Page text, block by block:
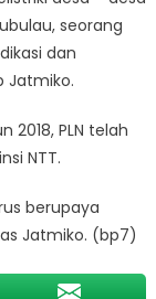
seorang
dan
Jatmiko.
2018, PLN telah
NTT.
berupaya
Jatmiko. (bp7)